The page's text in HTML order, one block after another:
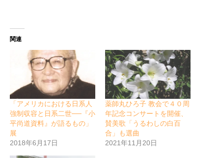
関連
「アメリカにおける日系人
強制収容と日系二世──『小
平尚道資料』が語るもの」
展
2018年6月17日
薬師丸ひろ子 教会で４０周
年記念コンサートを開催、
賛美歌「うるわしの白百
合」も選曲
2021年11月20日